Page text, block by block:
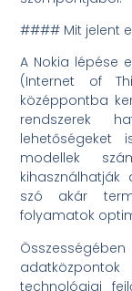
#### Mit jelent
A Nokia lépése
(Internet of
középpontba
rendszerek
lehetőségeket
modellek
szó akár
folyamatok
technológiai